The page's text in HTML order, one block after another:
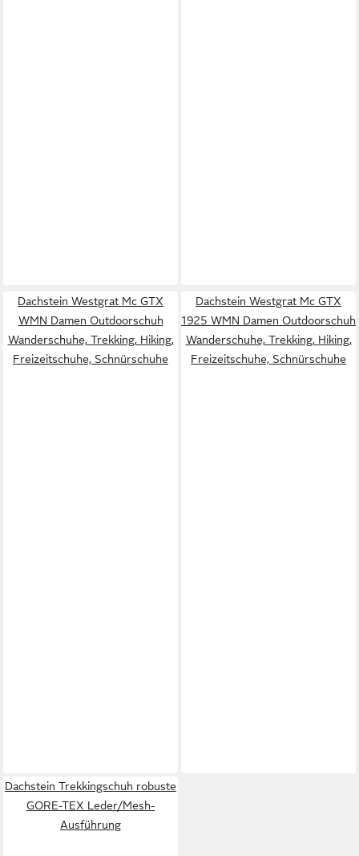
Dachstein Westgrat Mc GTX
WMN Damen Outdoorschuh
Wanderschuhe, Trekking, Hiking,
Freizeitschuhe, Schnürschuhe
Dachstein Westgrat Mc GTX
1925 WMN Damen Outdoorschuh
Wanderschuhe, Trekking, Hiking,
Freizeitschuhe, Schnürschuhe
Dachstein Trekkingschuh robuste
GORE-TEX Leder/Mesh-
Ausführung